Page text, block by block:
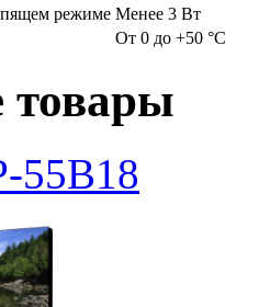
режиме Менее 3 Вт
От 0 до +50 °C
товары
55B18